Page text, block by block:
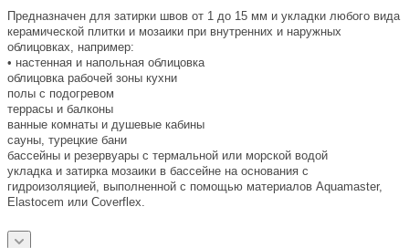
Предназначен для затирки швов от 1 до 15 мм и укладки любого вида
керамической плитки и мозаики при внутренних и наружных
облицовках, например:
• настенная и напольная облицовка
облицовка рабочей зоны кухни
полы с подогревом
террасы и балконы
ванные комнаты и душевые кабины
сауны, турецкие бани
бассейны и резервуары с термальной или морской водой
укладка и затирка мозаики в бассейне на основания с
гидроизоляцией, выполненной с помощью материалов Aquamaster,
Elastocem или Coverflex.